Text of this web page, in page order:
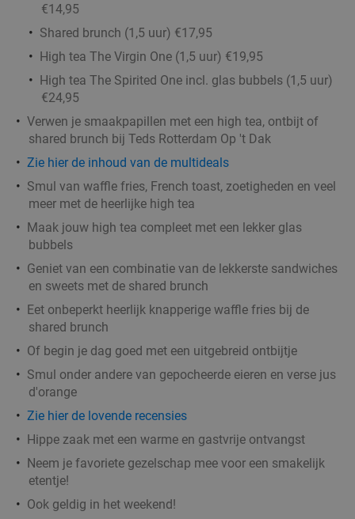
Light of India Rotterdam
Rotterdam
Verkocht: 181 Regulier
€19,50
Dinerbon t.w.v. €30 te besteden bij Turks
grillrestaurant
Vandaag Morgen Di Wo Do Vr
Za
Turks Restaurant Kasap Rotterdam
Rotterdam
Verkocht: 426 Regulier €30
3-gangendiner à la carte bij Café Orquídea
Morgen Wo
Do
€21
€14,95
Shared brunch (1,5 uur) €17,95
High tea The Virgin One (1,5 uur) €19,95
High tea The Spirited One incl. glas bubbels (1,5 uur)
€24,95
Verwen je smaakpapillen met een high tea, ontbijt of
shared brunch bij Teds Rotterdam Op 't Dak
Zie hier de inhoud van de multideals
Smul van waffle fries, French toast, zoetigheden en veel
meer met de heerlijke high tea
Maak jouw high tea compleet met een lekker glas
bubbels
Geniet van een combinatie van de lekkerste sandwiches
en sweets met de shared brunch
Eet onbeperkt heerlijk knapperige waffle fries bij de
shared brunch
Of begin je dag goed met een uitgebreid ontbijtje
Smul onder andere van gepocheerde eieren en verse jus
d'orange
Zie hier de lovende recensies
Hippe zaak met een warme en gastvrije ontvangst
Neem je favoriete gezelschap mee voor een smakelijk
etentje!
Ook geldig in het weekend!